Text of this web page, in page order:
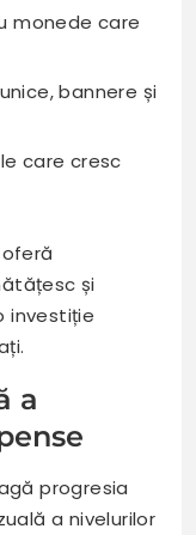
monede care
bannere și
care cresc
și
investiție
a
progresia
a nivelurilor